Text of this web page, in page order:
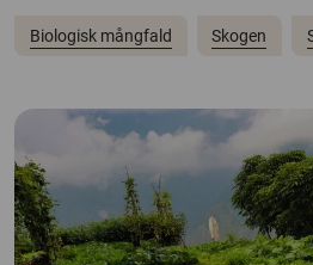
Biologisk mångfald Skogen